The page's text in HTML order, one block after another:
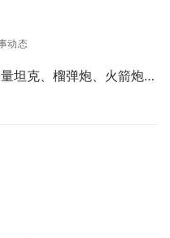
动态
坦克、榴弹炮、火箭炮…